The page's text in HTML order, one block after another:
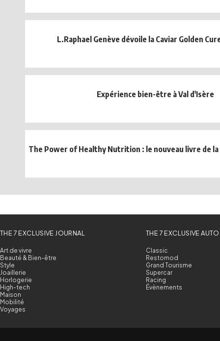
L.Raphael Genève dévoile la Caviar Golden
Expérience bien-être à Val d'Isère
The Power of Healthy Nutrition : le nouveau livre de la
THE 7 EXCLUSIVE JOURNAL
Art de vivre
Beauté & Bien-être
Style
Joaillerie
Horlogerie
High-tech
Maison
Mobilité
Voyages
THE 7 EXCLUSIVE AUTO
Classic
Restomod
Grand Tourisme
Supercar
Racing
Évènements